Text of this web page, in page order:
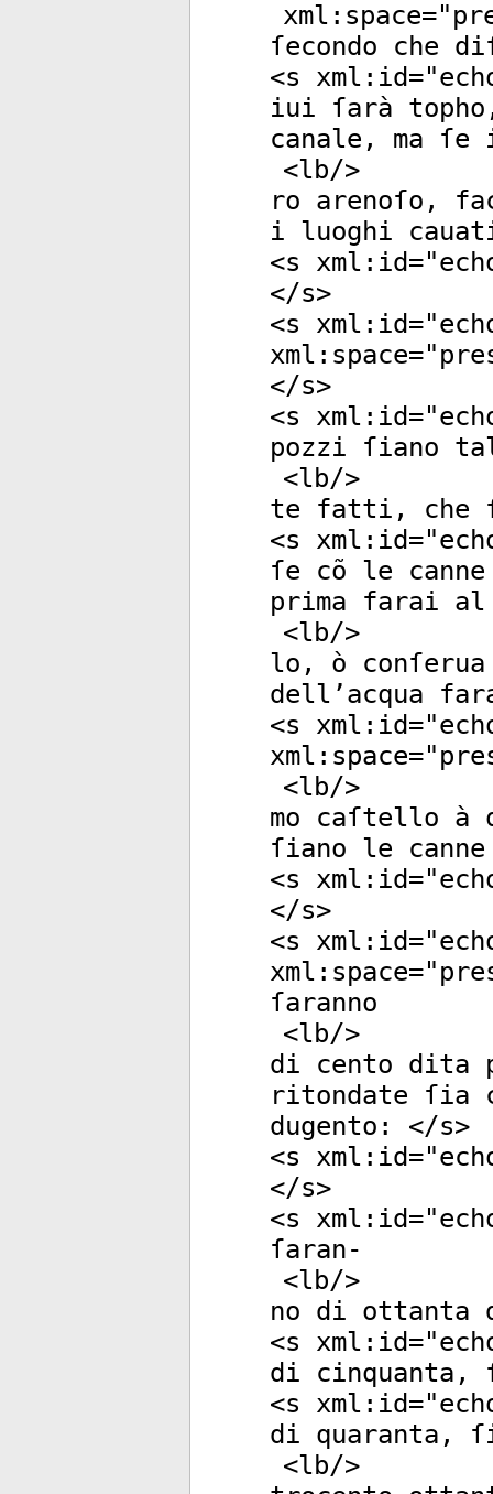
xml:space="
ſecondo che
<s xml:id="
iui ſarà
canale, ma
<lb/>
ro arenoſo,
i luoghi
<s xml:id="
</s>
<s xml:id="
xml:space="
</s>
<s xml:id="
pozzi ſiano
<lb/>
te fatti, che
<s xml:id="
ſe cõ le
prima farai al
<lb/>
lo, ò
dell’acqua
<s xml:id="
xml:space="
<lb/>
mo caſtello
ſiano le
<s xml:id="
</s>
<s xml:id="
xml:space="
ſaranno
<lb/>
di cento dita
ritondate ſia
dugento: </s>
<s xml:id="
</s>
<s xml:id="
ſaran-
<lb/>
no di ottanta
<s xml:id="
di cinquanta,
<s xml:id="
di quaranta,
<lb/>